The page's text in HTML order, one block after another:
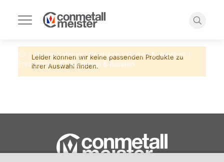
Navigation
umschalten
Suche
StartseiteOnline Katalog Produkte
Garten & Haushalt
Ersatzteile
ET für Besen & Bürsten
Leider können wir keine passenden Produkte zu
ihrer Auswahl finden.